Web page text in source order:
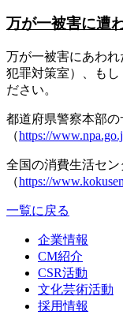
万が一被害に遭
万が一被害にあわ
犯罪対策室）、もし
ださい。
都道府県警察本部
（https://
全国の消費生活セ
（https://
一覧に戻る
企業情報
CM紹介
CSR活動
文化芸術活動
採用情報